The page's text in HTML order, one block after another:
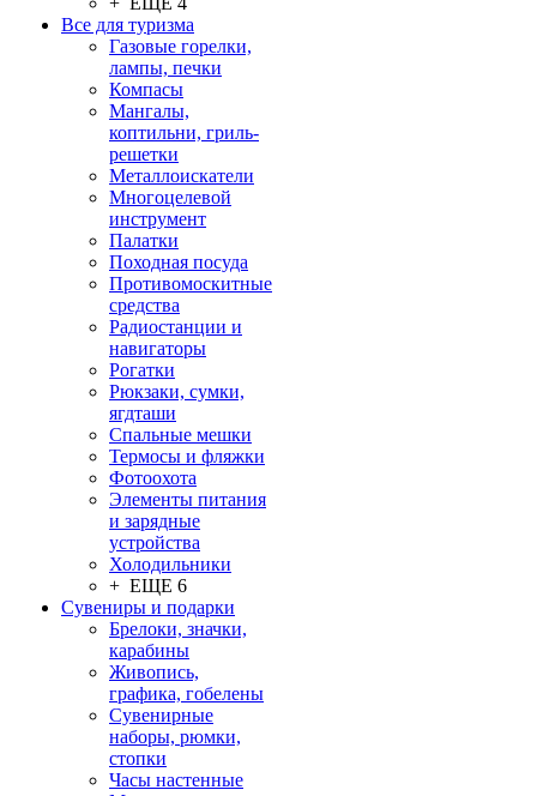
Все для туризма
Газовые горелки,
лампы, печки
Компасы
Мангалы,
коптильни, гриль-
решетки
Металлоискатели
Многоцелевой
инструмент
Палатки
Походная посуда
Противомоскитные
средства
Радиостанции и
навигаторы
Рогатки
Рюкзаки, сумки,
ягдташи
Спальные мешки
Термосы и фляжки
Фотоохота
Элементы питания
и зарядные
устройства
Холодильники
+ ЕЩЕ 6
Сувениры и подарки
Брелоки, значки,
карабины
Живопись,
графика, гобелены
Сувенирные
наборы, рюмки,
стопки
Часы настенные